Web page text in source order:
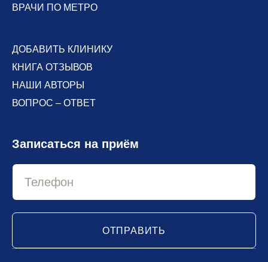
ВРАЧИ ПО МЕТРО
ДОБАВИТЬ КЛИНИКУ
КНИГА ОТЗЫВОВ
НАШИ АВТОРЫ
ВОПРОС – ОТВЕТ
Записаться на приём
ОТПРАВИТЬ